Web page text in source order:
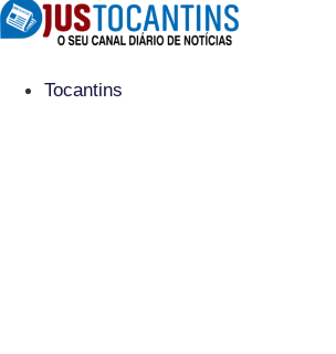
Tocantins